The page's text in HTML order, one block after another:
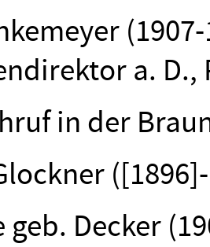
a. D.,
in der
geb. Decker